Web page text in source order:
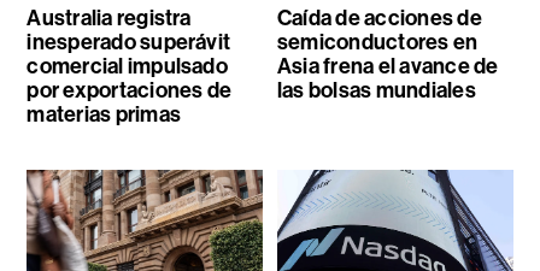
Australia registra
inesperado superávit
comercial impulsado
por exportaciones de
materias primas
Caída de acciones de
semiconductores en
Asia frena el avance de
las bolsas mundiales